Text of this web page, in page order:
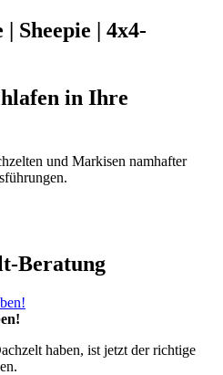
Sheepie | 4x4-
in Ihre
und Markisen namhafter
Beratung
haben, ist jetzt der richtige